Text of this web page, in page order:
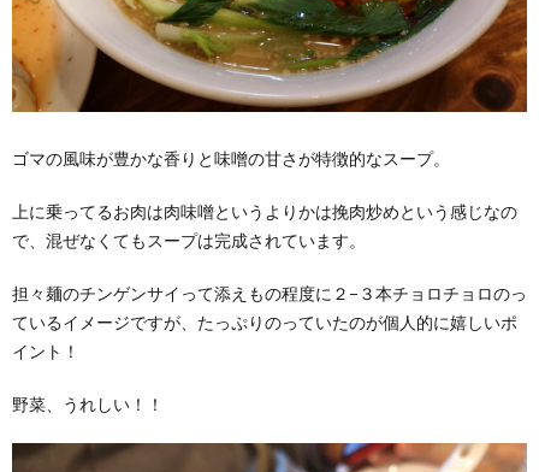
ゴマの風味が豊かな香りと味噌の甘さが特徴的なスープ。
上に乗ってるお肉は肉味噌というよりかは挽肉炒めという感じなの
で、混ぜなくてもスープは完成されています。
担々麺のチンゲンサイって添えもの程度に２−３本チョロチョロのっ
ているイメージですが、たっぷりのっていたのが個人的に嬉しいポ
イント！
野菜、うれしい！！